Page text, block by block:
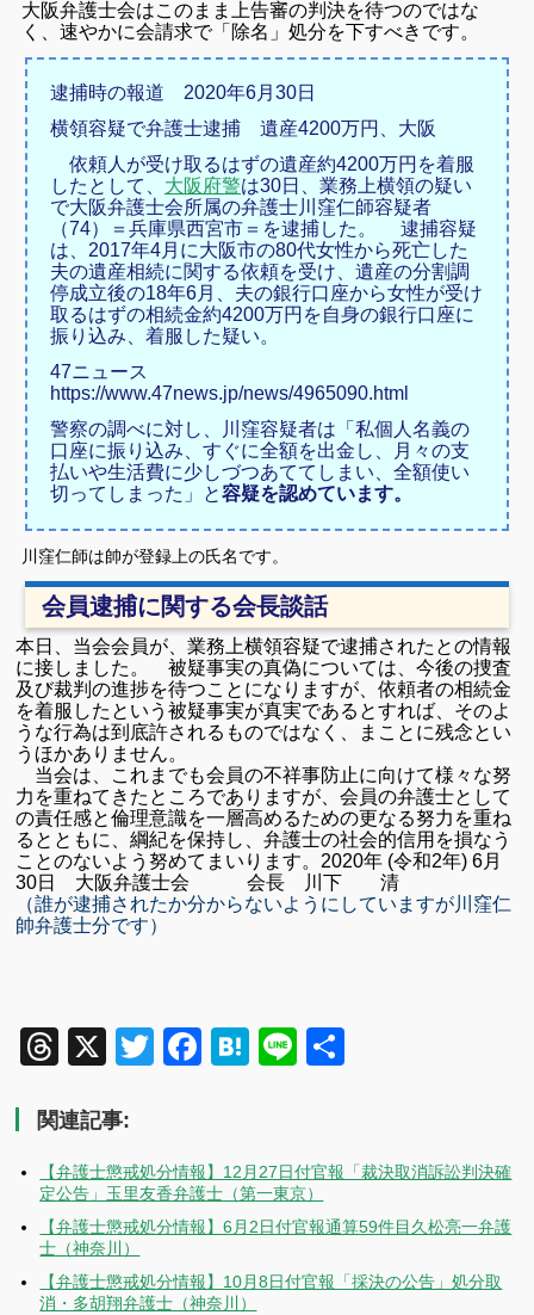
大阪弁護士会はこのまま上告審の判決を待つのではな
く、速やかに会請求で「除名」処分を下すべきです。
逮捕時の報道 2020年6月30日
横領容疑で弁護士逮捕 遺産4200万円、大阪
依頼人が受け取るはずの遺産約4200万円を着服
したとして、 大阪府警は30日、業務上横領の疑い
で大阪弁護士会所属の弁護士川窪仁師容疑者
（74）＝兵庫県西宮市＝を逮捕した。 逮捕容疑
は、2017年4月に大阪市の80代女性から死亡した
夫の遺産相続に関する依頼を受け、遺産の分割調
停成立後の18年6月、夫の銀行口座から女性が受け
取るはずの相続金約4200万円を自身の銀行口座に
振り込み、着服した疑い。
47ニュース
https://www.47news.jp/news/4965090.html
警察の調べに対し、川窪容疑者は「私個人名義の
口座に振り込み、すぐに全額を出金し、月々の支
払いや生活費に少しづつあててしまい、全額使い
切ってしまった」と容疑を認めています。
川窪仁師は帥が登録上の氏名です。
会員逮捕に関する会長談話
本日、当会会員が、業務上横領容疑で逮捕されたとの情報
に接しました。 被疑事実の真偽については、今後の捜査
及び裁判の進捗を待つことになりますが、依頼者の相続金
を着服したという被疑事実が真実であるとすれば、そのよ
うな行為は到底許されるものではなく、まことに残念とい
うほかありません。
当会は、これまでも会員の不祥事防止に向けて様々な努
力を重ねてきたところでありますが、会員の弁護士として
の責任感と倫理意識を一層高めるための更なる努力を重ね
るとともに、綱紀を保持し、弁護士の社会的信用を損なう
ことのないよう努めてまいります。 2020年 (令和2年) 6月
30日
大阪弁護士会 会長 川下 清
（誰が逮捕されたか分からないようにしていますが川窪仁
帥弁護士分です）
Threads
X TwitterFacebook
Hatena
Line
関連記事:
【弁護士懲戒処分情報】12月27日付官報「裁決取消訴訟判決確
定公告」玉里友香弁護士（第一東京）
【弁護士懲戒処分情報】6月2日付官報通算59件目久松亮一弁護
士（神奈川）
【弁護士懲戒処分情報】10月8日付官報「採決の公告」処分取
消・多胡翔弁護士（神奈川）